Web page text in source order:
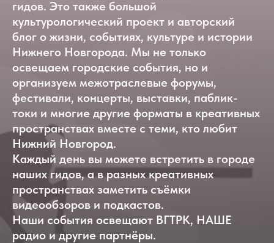
гидов. Это также большой
культурологический проект и авторский
блог о жизни, событиях, культуре и истории
Нижнего Новгорода. Мы не только
освещаем городские события, но и
организуем межотраслевые форумы,
фестивали, концерты, выставки, паблик-
токи и многие другие форматы в креативных
пространствах вместе с теми, кто любит
Нижний Новгород.
Каждый день вы можете встретить в городе
наших гидов, а в разных креативных
пространствах заметить съёмки
видеообзоров и подкастов.
Наши события освещают ВГТРК, НАШЕ
радио и другие партнёры.